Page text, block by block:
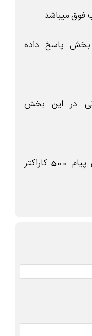
فوق میباشد .
بخش پاسخ داده
در این بخش
حداکثر طول مجاز برای متن پیام 500 کاراکتر